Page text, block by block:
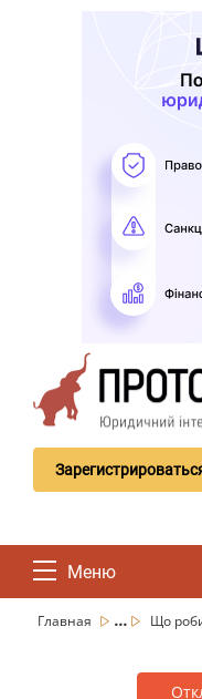
Меню
Главная ... Що